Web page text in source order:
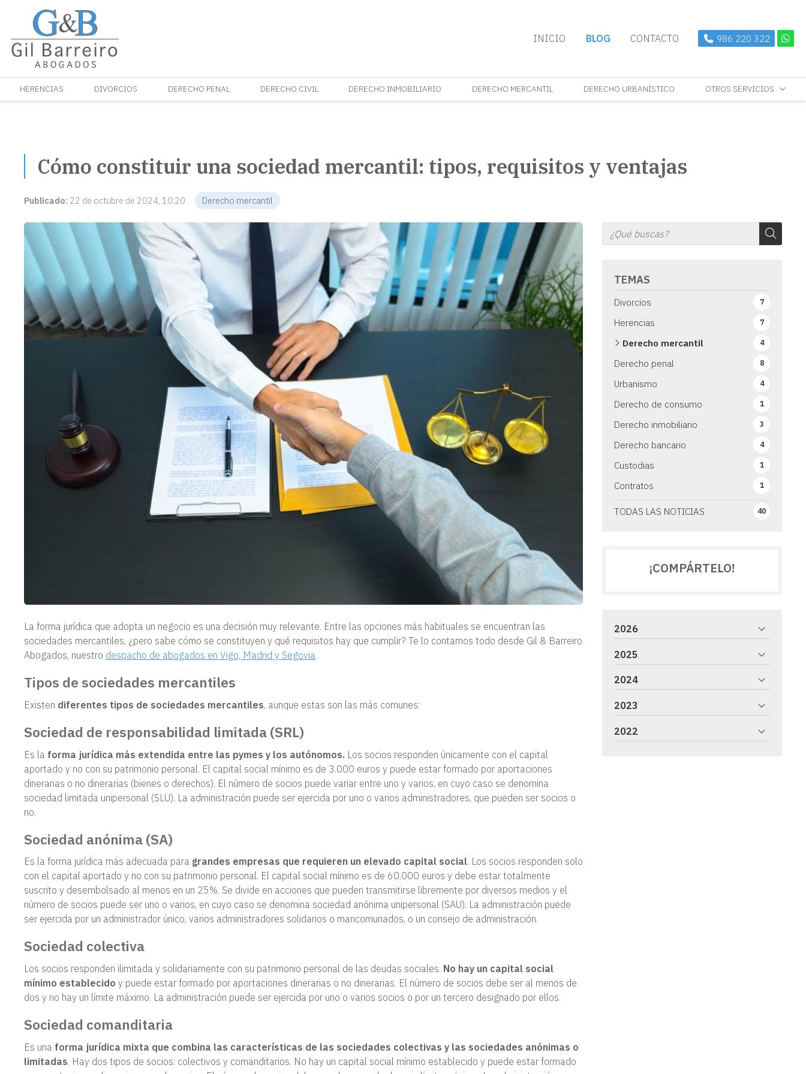
INICIO BLOG CONTACTO 986 220 322
HERENCIAS DIVORCIOS DERECHO PENAL DERECHO CIVIL DERECHO INMOBILIARIO DERECHO MERCANTIL DERECHO URBANÍSTICO OTROS SERVICIOS
Cómo constituir una sociedad mercantil: tipos, requisitos y ventajas
Publicado: 22 de octubre de 2024, 10:20 Derecho mercantil
TEMAS
TODAS LAS NOTICIAS 40
Divorcios 7
Herencias 7
Derecho mercantil 4
Derecho penal 8
Urbanismo 4
Derecho de consumo 1
Derecho inmobiliario 3
Derecho bancario 4
Custodias 1
Contratos 1
La forma jurídica que adopta un negocio es una decisión muy relevante. Entre las opciones más habituales se encuentran las
sociedades mercantiles, ¿pero sabe cómo se constituyen y qué requisitos hay que cumplir? Te lo contamos todo desde Gil & Barreiro
Abogados, nuestro despacho de abogados en Vigo, Madrid y Segovia.
Tipos de sociedades mercantiles
Existen diferentes tipos de sociedades mercantiles, aunque estas son las más comunes:
Sociedad de responsabilidad limitada (SRL)
Es la forma jurídica más extendida entre las pymes y los autónomos. Los socios responden únicamente con el capital
aportado y no con su patrimonio personal. El capital social mínimo es de 3.000 euros y puede estar formado por aportaciones
dinerarias o no dinerarias (bienes o derechos). El número de socios puede variar entre uno y varios, en cuyo caso se denomina
sociedad limitada unipersonal (SLU). La administración puede ser ejercida por uno o varios administradores, que pueden ser socios o
no.
Sociedad anónima (SA)
Es la forma jurídica más adecuada para grandes empresas que requieren un elevado capital social. Los socios responden solo
con el capital aportado y no con su patrimonio personal. El capital social mínimo es de 60.000 euros y debe estar totalmente
suscrito y desembolsado al menos en un 25%. Se divide en acciones que pueden transmitirse libremente por diversos medios y el
número de socios puede ser uno o varios, en cuyo caso se denomina sociedad anónima unipersonal (SAU). La administración puede
ser ejercida por un administrador único, varios administradores solidarios o mancomunados, o un consejo de administración.
Sociedad colectiva
Los socios responden ilimitada y solidariamente con su patrimonio personal de las deudas sociales. No hay un capital social
mínimo establecido y puede estar formado por aportaciones dinerarias o no dinerarias. El número de socios debe ser al menos de
dos y no hay un límite máximo. La administración puede ser ejercida por uno o varios socios o por un tercero designado por ellos.
Sociedad comanditaria
Es una forma jurídica mixta que combina las características de las sociedades colectivas y las sociedades anónimas o
limitadas. Hay dos tipos de socios: colectivos y comanditarios. No hay un capital social mínimo establecido y puede estar formado
¡COMPÁRTELO!
2026
2025
2024
2023
2022